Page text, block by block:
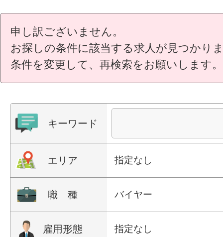
申し訳ございません。
お探しの条件に該当する求人が見つかり
条件を変更して、再検索をお願いします。
キーワード
エリア 指定なし
職 種 バイヤー
雇用形態 指定なし